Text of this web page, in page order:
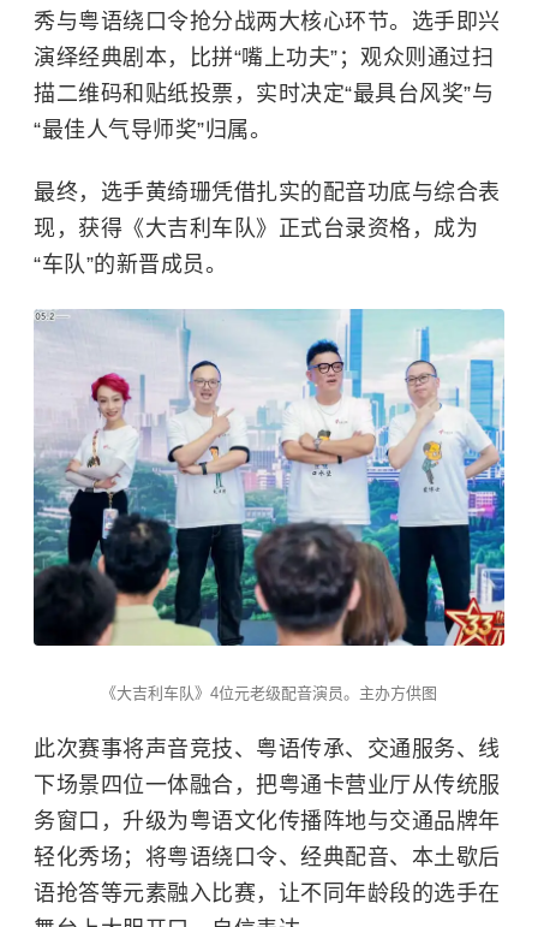
秀与粤语绕口令抢分战两大核心环节。选手即兴
演绎经典剧本，比拼“嘴上功夫”；观众则通过扫
描二维码和贴纸投票，实时决定“最具台风奖”与
“最佳人气导师奖”归属。
最终，选手黄绮珊凭借扎实的配音功底与综合表
现，获得《大吉利车队》正式台录资格，成为
“车队”的新晋成员。
《大吉利车队》4位元老级配音演员。主办方供图
此次赛事将声音竞技、粤语传承、交通服务、线
下场景四位一体融合，把粤通卡营业厅从传统服
务窗口，升级为粤语文化传播阵地与交通品牌年
轻化秀场；将粤语绕口令、经典配音、本土歇后
语抢答等元素融入比赛，让不同年龄段的选手在